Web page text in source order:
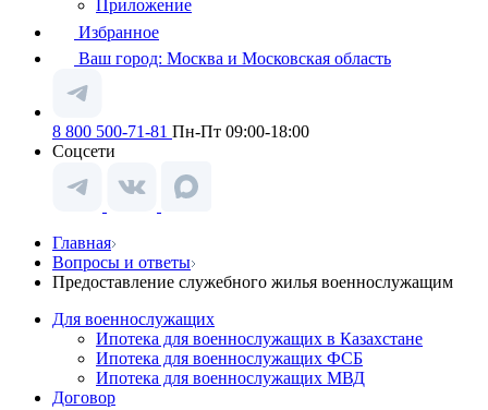
Приложение
Избранное
Ваш город: Москва и Московская область
8 800 500-71-81 Пн-Пт 09:00-18:00
Соцсети
Главная
Вопросы и ответы
Предоставление служебного жилья военнослужащим
Для военнослужащих
Ипотека для военнослужащих в Казахстане
Ипотека для военнослужащих ФСБ
Ипотека для военнослужащих МВД
Договор